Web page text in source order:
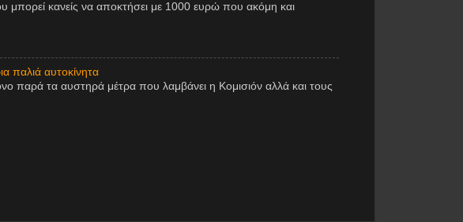
μπορεί κανείς να αποκτήσει με 1000 ευρώ που ακόμη και
παλιά αυτοκίνητα
παρά τα αυστηρά μέτρα που λαμβάνει η Κομισιόν αλλά και τους